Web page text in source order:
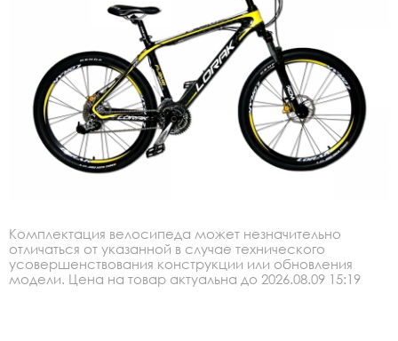
Комплектация велосипеда может незначительно
отличаться от указанной в случае технического
усовершенствования конструкции или обновления
модели. Цена на товар актуальна до 2026.08.09 15:19